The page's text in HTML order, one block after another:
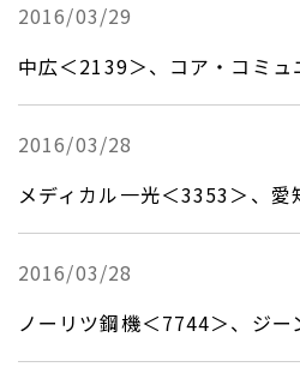
2016/03/29
中広＜2139＞、コア・コミ
2016/03/28
メディカル一光＜3353＞、
2016/03/28
ノーリツ鋼機＜7744＞、ジ